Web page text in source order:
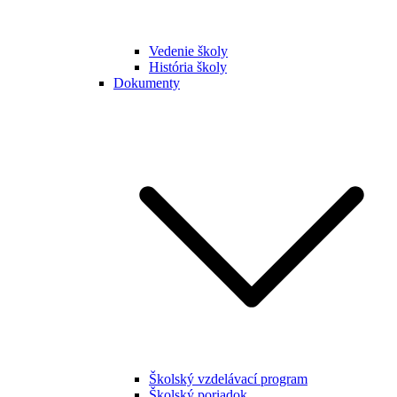
Vedenie školy
História školy
Dokumenty
Školský vzdelávací program